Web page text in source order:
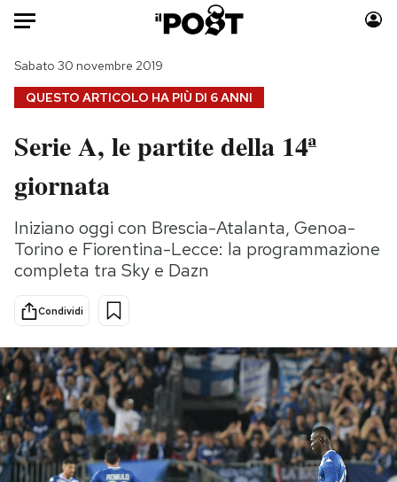
HOME
Italia
Politica
Tecnologia
Internet
Scienza
Cultura
Economia
Sport
Moda
Storie/Idee
Ok Boomer!
Mondiali calcio 2026
PODCAST
QUESTO ARTICOLO HA PIÙ DI 6 ANNI
Sabato 30 novembre 2019
Serie A, le partite della 14ª
giornata
Iniziano oggi con Brescia-Atalanta, Genoa-
Torino e Fiorentina-Lecce: la programmazione
completa tra Sky e Dazn
Condividi